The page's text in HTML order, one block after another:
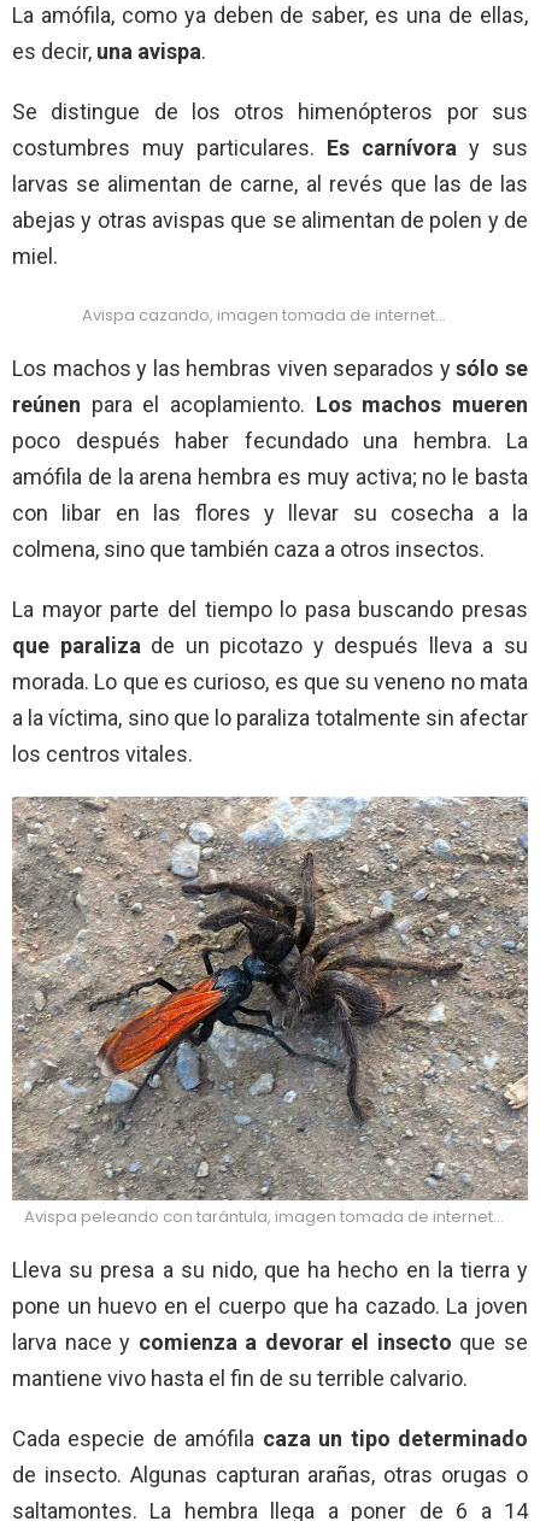
La amófila, como ya deben de saber, es una de ellas,
es decir, una avispa.
Se distingue de los otros himenópteros por sus
costumbres muy particulares. Es carnívora y sus
larvas se alimentan de carne, al revés que las de las
abejas y otras avispas que se alimentan de polen y de
miel.
Avispa cazando, imagen tomada de internet…
Los machos y las hembras viven separados ysólo se
reúnen para el acoplamiento. Los machos mueren
poco después haber fecundado una hembra. La
amófila de la arena hembra es muy activa; no le basta
con libar en las flores y llevar su cosecha a la
colmena, sino que también caza a otros insectos.
La mayor parte del tiempo lo pasa buscando presas
que paraliza de un picotazo y después lleva a su
morada. Lo que es curioso, es que su veneno no mata
a la víctima, sino que lo paraliza totalmente sin afectar
los centros vitales.
Avispa peleando con tarántula, imagen tomada de internet…
Lleva su presa a su nido, que ha hecho en la tierra y
pone un huevo en el cuerpo que ha cazado. La joven
larva nace y comienza a devorar el insecto que se
mantiene vivo hasta el fin de su terrible calvario.
Cada especie de amófila caza un tipo determinado
de insecto. Algunas capturan arañas, otras orugas o
saltamontes. La hembra llega a poner de 6 a 14